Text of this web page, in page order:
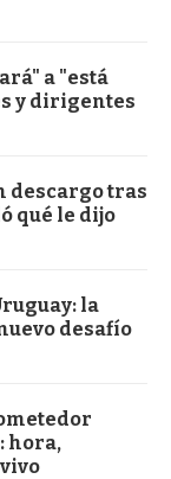
a "está
y dirigentes
descargo tras
qué le dijo
la
desafío
hora,